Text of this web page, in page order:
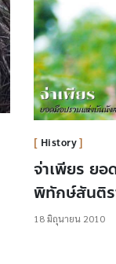
History
จ่าเพียร ย
พิทักษ์สันติ
18 มิถุนายน 2010